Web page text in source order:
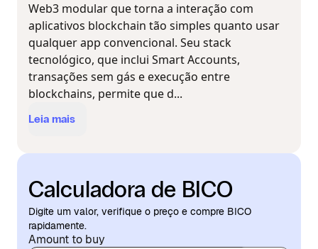
Web3 modular que torna a interação com
aplicativos blockchain tão simples quanto usar
qualquer app convencional. Seu stack
tecnológico, que inclui Smart Accounts,
transações sem gás e execução entre
blockchains, permite que d...
Leia mais
Calculadora de BICO
Digite um valor, verifique o preço e compre BICO
rapidamente.
Amount to buy